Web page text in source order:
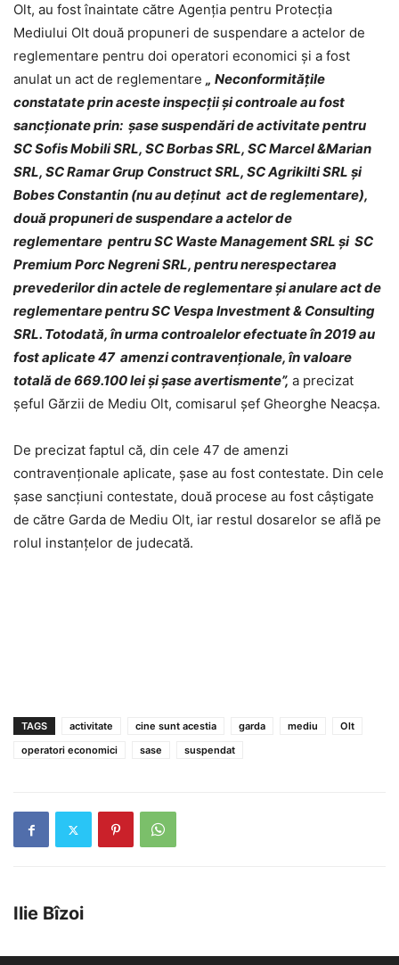
Olt, au fost înaintate către Agenția pentru Protecția
Mediului Olt două propuneri de suspendare a actelor de
reglementare pentru doi operatori economici și a fost
anulat un act de reglementare „ Neconformităţile
constatate prin aceste inspecţii şi controale au fost
sancţionate prin: șase suspendări de activitate pentru
SC Sofis Mobili SRL, SC Borbas SRL, SC Marcel &Marian
SRL, SC Ramar Grup Construct SRL, SC Agrikilti SRL și
Bobes Constantin (nu au deținut act de reglementare),
două propuneri de suspendare a actelor de
reglementare pentru SC Waste Management SRL și SC
Premium Porc Negreni SRL, pentru nerespectarea
prevederilor din actele de reglementare și anulare act de
reglementare pentru SC Vespa Investment & Consulting
SRL. Totodată, în urma controalelor efectuate în 2019 au
fost aplicate 47 amenzi contravenţionale, în valoare
totală de 669.100 lei și șase avertismente”, a precizat
șeful Gărzii de Mediu Olt, comisarul șef Gheorghe Neacșa.
De precizat faptul că, din cele 47 de amenzi
contravenționale aplicate, șase au fost contestate. Din cele
șase sancțiuni contestate, două procese au fost câștigate
de către Garda de Mediu Olt, iar restul dosarelor se află pe
rolul instanțelor de judecată.
TAGS activitate cine sunt acestia garda mediu
Olt
operatori economici
sase suspendat
Ilie Bîzoi